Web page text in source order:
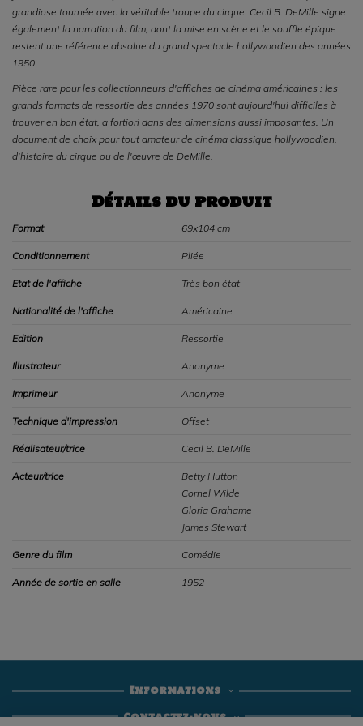
grandiose tournée avec la véritable troupe du cirque. Cecil B. DeMille signe
également la narration du film, dont la mise en scène et le souffle épique
restent une référence absolue du grand spectacle hollywoodien des années
1950.
Pièce rare pour les collectionneurs d'affiches de cinéma américaines : les
grands formats de ressortie des années 1970 sont aujourd'hui difficiles à
trouver en bon état, a fortiori dans des dimensions aussi imposantes. Un
document de choix pour tout amateur de cinéma classique hollywoodien,
d'histoire du cirque ou de l'œuvre de DeMille.
Détails du produit
Format 69x104 cm
Conditionnement Pliée
Etat de l'affiche Très bon état
Nationalité de l'affiche Américaine
Edition Ressortie
Illustrateur Anonyme
Imprimeur Anonyme
Technique d'impression Offset
Réalisateur/trice Cecil B. DeMille
Acteur/trice
Betty Hutton
Cornel Wilde
Gloria Grahame
James Stewart
Genre du film Comédie
Année de sortie en salle 1952
Informations
Contactez-nous